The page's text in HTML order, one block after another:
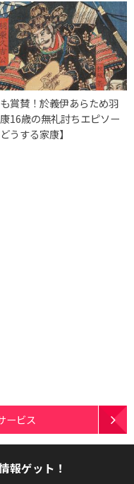
賞賛！於義伊あらため羽
16歳の無礼討ちエピソー
うする家康】
ービス
報ゲット！